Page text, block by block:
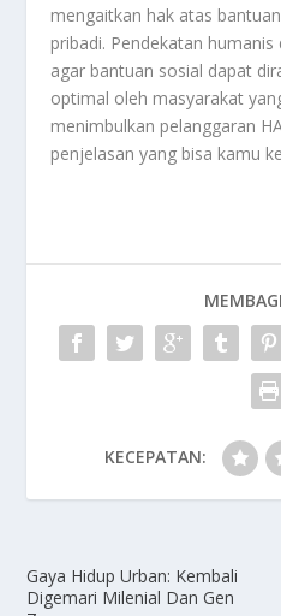
mengaitkan hak atas
pribadi. Pendekatan
agar bantuan sosial dapat
optimal oleh masyarakat
menimbulkan pelanggaran
penjelasan yang bisa kamu
KECEPATAN:
Gaya Hidup Urban: Kembali
Digemari Milenial Dan Gen